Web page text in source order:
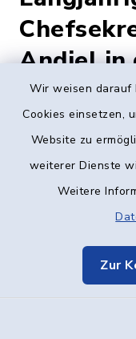
Wir weisen darauf
Cookies einsetzen,
Website zu
weiterer Dienste
Weitere
Zur
Andiel in
Langjährige
den
Nach 47 ½
Chefsekretärin
Ursula Andiel,